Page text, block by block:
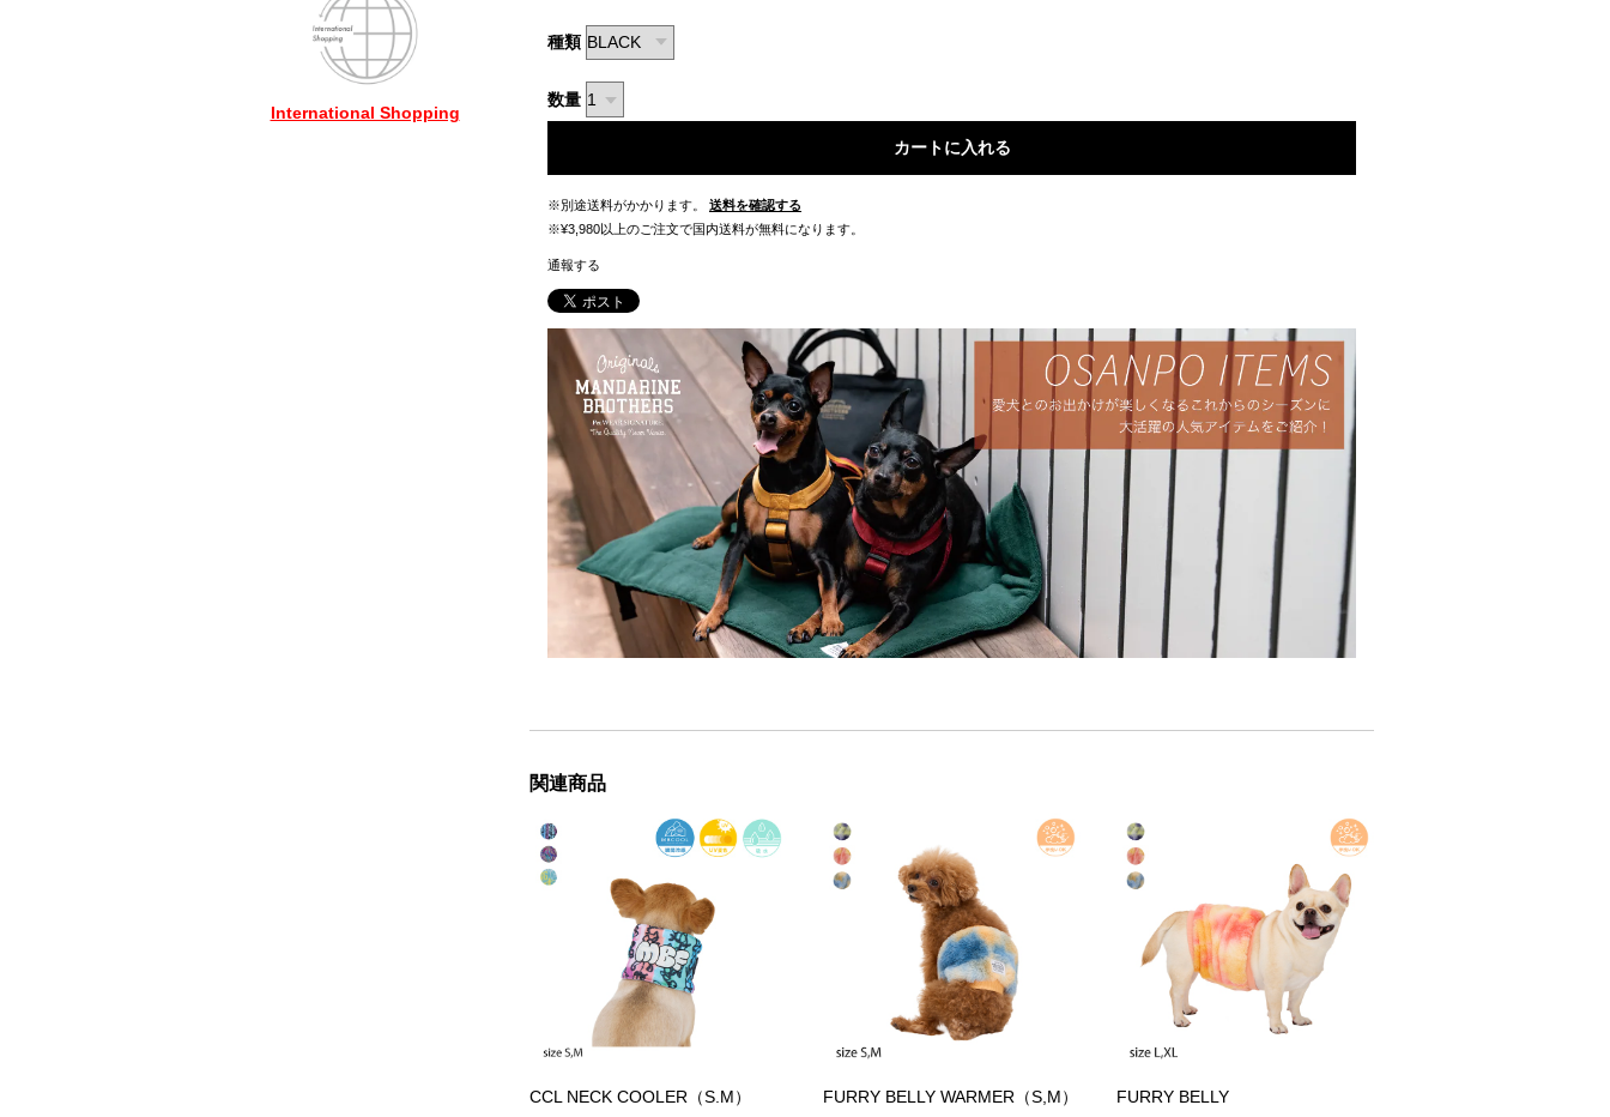
種類
数量
カートに入れる
※別途送料がかかります。
送料を確認する
※¥3,980以上のご注文で国内送料が無料になります。
通報する
関連商品
CCL NECK COOLER（S.M）
FURRY BELLY WARMER（S,M）
FURRY BELLY
International Shopping